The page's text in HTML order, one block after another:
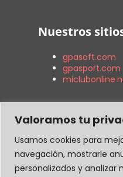
Valoramos tu
Usamos cookies para
navegación, mostrarle
personalizados y analizar
Nuestros
gpasoft.com
gpasport.com
C. General
Cornellá de